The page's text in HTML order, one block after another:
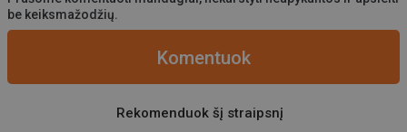
be keiksmažodžių.
Komentuok
Rekomenduok šį straipsnį